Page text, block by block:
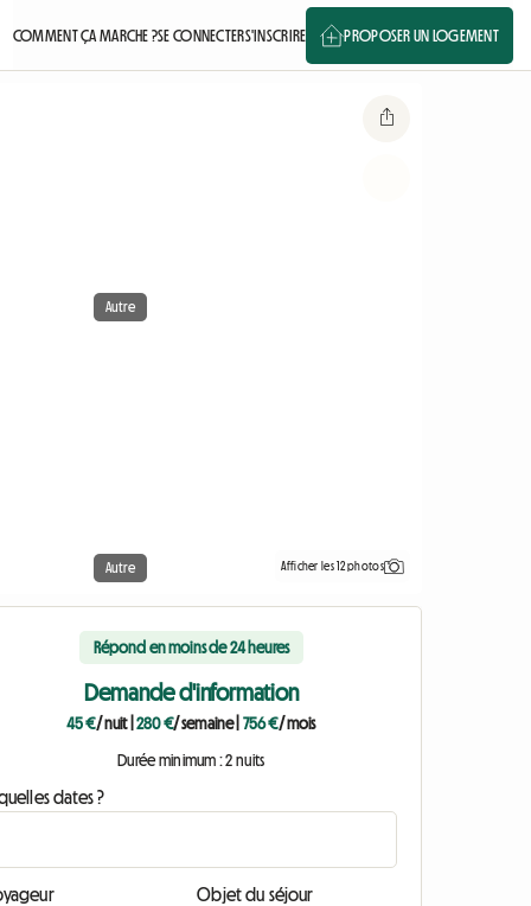
COMMENT ÇA MARCHE ?SE CONNECTERS'INSCRIRE PROPOSER UN LOGEMENT
Autre
Autre Afficher les 12 photos
Répond en moins de 24 heures
Demande d'information
45 €/ nuit|280 €/ semaine| 756 €/ mois
Durée minimum : 2 nuits
dates ?
Objet du séjour